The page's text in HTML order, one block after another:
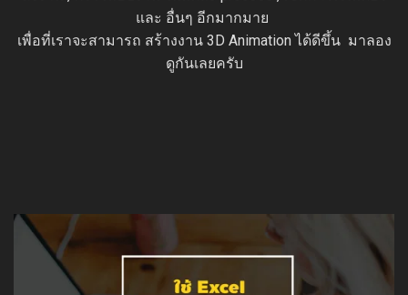
และ อื่นๆ อีกมากมาย
เพื่อที่เราจะสามารถ สร้างงาน 3D Animation ได้ดีขึ้น มาลอง
ดูกันเลยครับ